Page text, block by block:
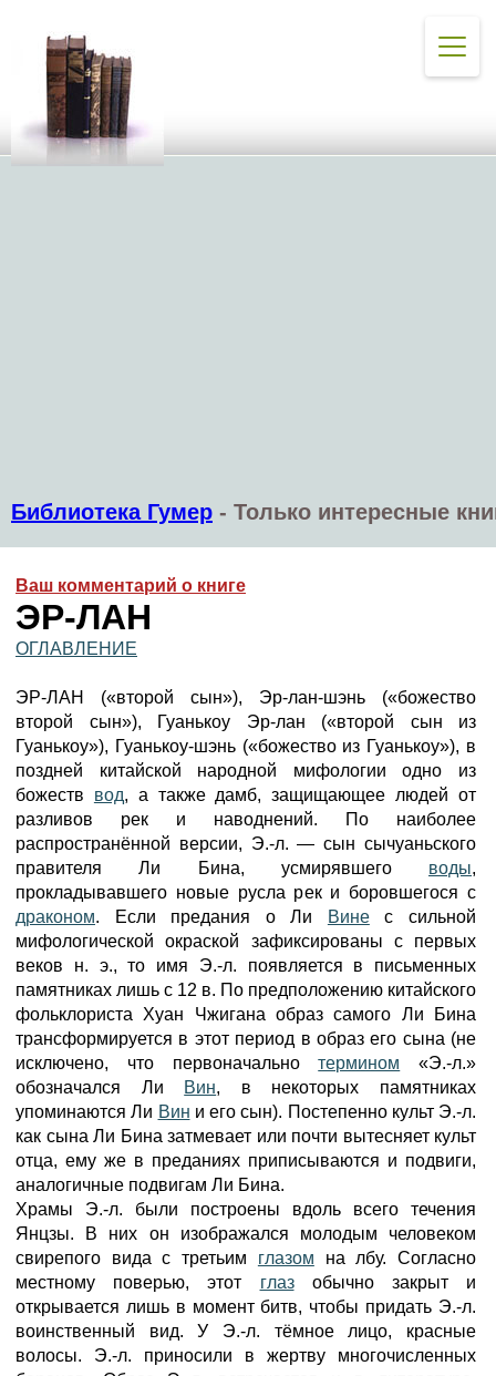
Библиотека Гумер - Только интересные
Ваш комментарий о книге
ЭР-ЛАН
ОГЛАВЛЕНИЕ
ЭР-ЛАН («второй сын»), Эр-лан-шэнь («божество
второй сын»), Гуанькоу Эр-лан («второй сын из
Гуанькоу»), Гуанькоу-шэнь («божество из Гуанькоу»), в
поздней китайской народной мифологии одно из
божеств вод, а также дамб, защищающее людей от
разливов рек и наводнений. По наиболее
распространённой версии, Э.-л. — сын сычуаньского
правителя Ли Бина, усмирявшего воды,
прокладывавшего новые русла рек и боровшегося с
драконом. Если предания о Ли Винес сильной
мифологической окраской зафиксированы с первых
веков н. э., то имя Э.-л. появляется в письменных
памятниках лишь с 12 в. По предположению китайского
фольклориста Хуан Чжигана образ самого Ли Бина
трансформируется в этот период в образ его сына (не
исключено, что первоначальнотермином «Э.-л.»
обозначался Ли
Вин, в некоторых памятниках
упоминаются Ли Вин и его сын). Постепенно культ Э.-л.
как сына Ли Бина затмевает или почти вытесняет культ
отца, ему же в преданиях приписываются и подвиги,
аналогичные подвигам Ли Бина.
Храмы Э.-л. были построены вдоль всего течения
Янцзы. В них он изображался молодым человеком
свирепого вида с третьим глазом на лбу. Согласно
местному поверью, этот глазобычно закрыт и
открывается лишь в момент битв, чтобы придать Э.-л.
воинственный вид. У Э.-л. тёмное лицо, красные
волосы. Э.-л. приносили в жертву многочисленных